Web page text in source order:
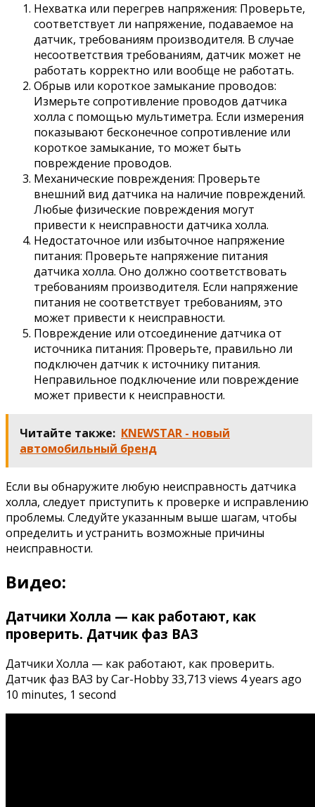
Нехватка или перегрев напряжения: Проверьте,
соответствует ли напряжение, подаваемое на
датчик, требованиям производителя. В случае
несоответствия требованиям, датчик может не
работать корректно или вообще не работать.
Обрыв или короткое замыкание проводов:
Измерьте сопротивление проводов датчика
холла с помощью мультиметра. Если измерения
показывают бесконечное сопротивление или
короткое замыкание, то может быть
повреждение проводов.
Механические повреждения: Проверьте
внешний вид датчика на наличие повреждений.
Любые физические повреждения могут
привести к неисправности датчика холла.
Недостаточное или избыточное напряжение
питания: Проверьте напряжение питания
датчика холла. Оно должно соответствовать
требованиям производителя. Если напряжение
питания не соответствует требованиям, это
может привести к неисправности.
Повреждение или отсоединение датчика от
источника питания: Проверьте, правильно ли
подключен датчик к источнику питания.
Неправильное подключение или повреждение
может привести к неисправности.
Читайте также: KNEWSTAR - новый
автомобильный бренд
Если вы обнаружите любую неисправность датчика
холла, следует приступить к проверке и исправлению
проблемы. Следуйте указанным выше шагам, чтобы
определить и устранить возможные причины
неисправности.
Видео:
Датчики Холла — как работают, как
проверить. Датчик фаз ВАЗ
Датчики Холла — как работают, как проверить.
Датчик фаз ВАЗ by Car-Hobby 33,713 views 4 years ago
10 minutes, 1 second